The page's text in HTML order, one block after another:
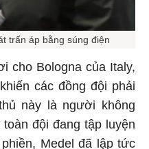
trấn áp bằng súng điện
cho Bologna của Italy,
các đồng đội phải
này là người không
đội đang tập luyện
Medel đã lập tức